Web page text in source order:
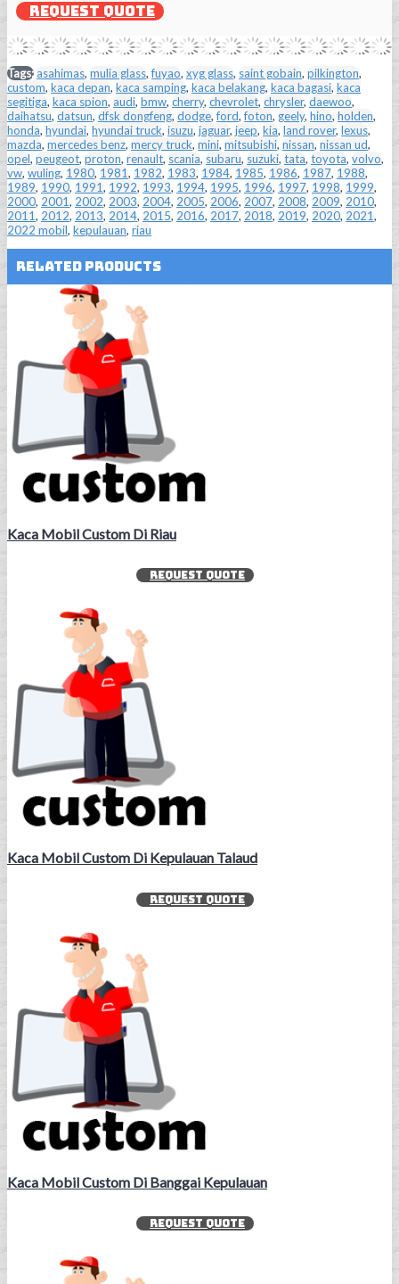
REQUEST QUOTE
Tags:asahimas, mulia glass,fuyao, xyg glass, saint gobain, pilkington,
custom, kaca depan, kaca samping, kaca belakang, kaca bagasi, kaca
segitiga, kaca spion, audi, bmw, cherry, chevrolet, chrysler, daewoo,
daihatsu, datsun, dfsk dongfeng, dodge,ford,foton, geely, hino, holden,
honda, hyundai, hyundai truck, isuzu, jaguar, jeep, kia, land rover, lexus,
mazda, mercedes benz, mercy truck, mini, mitsubishi, nissan, nissan ud,
opel, peugeot, proton, renault, scania, subaru, suzuki, tata, toyota, volvo,
vw, wuling, 1980, 1981, 1982, 1983, 1984, 1985, 1986, 1987, 1988,
1989, 1990, 1991, 1992, 1993, 1994, 1995, 1996, 1997, 1998, 1999,
2000, 2001, 2002, 2003, 2004, 2005, 2006, 2007, 2008, 2009, 2010,
2011, 2012, 2013, 2014, 2015, 2016, 2017, 2018, 2019, 2020, 2021,
2022 mobil, kepulauan, riau
Related Products
Kaca Mobil Custom Di Riau
REQUEST QUOTE
Kaca Mobil Custom Di Kepulauan Talaud
REQUEST QUOTE
Kaca Mobil Custom Di Banggai Kepulauan
REQUEST QUOTE